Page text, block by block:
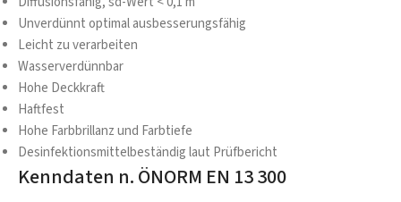
Unverdünnt optimal ausbesserungsfähig
Leicht zu verarbeiten
Wasserverdünnbar
Hohe Deckkraft
Haftfest
Hohe Farbbrillanz und Farbtiefe
Desinfektionsmittelbeständig laut Prüfbericht
Kenndaten n. ÖNORM EN 13 300